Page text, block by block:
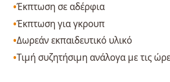
Έκπτωση σε αδέρφια
Έκπτωση για γκρουπ
Δωρεάν εκπαιδευτικό υλικό
Τιμή συζητήσιμη ανάλογα με τις